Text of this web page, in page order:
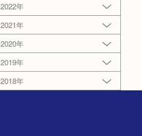
2022年
2021年
2020年
2019年
2018年